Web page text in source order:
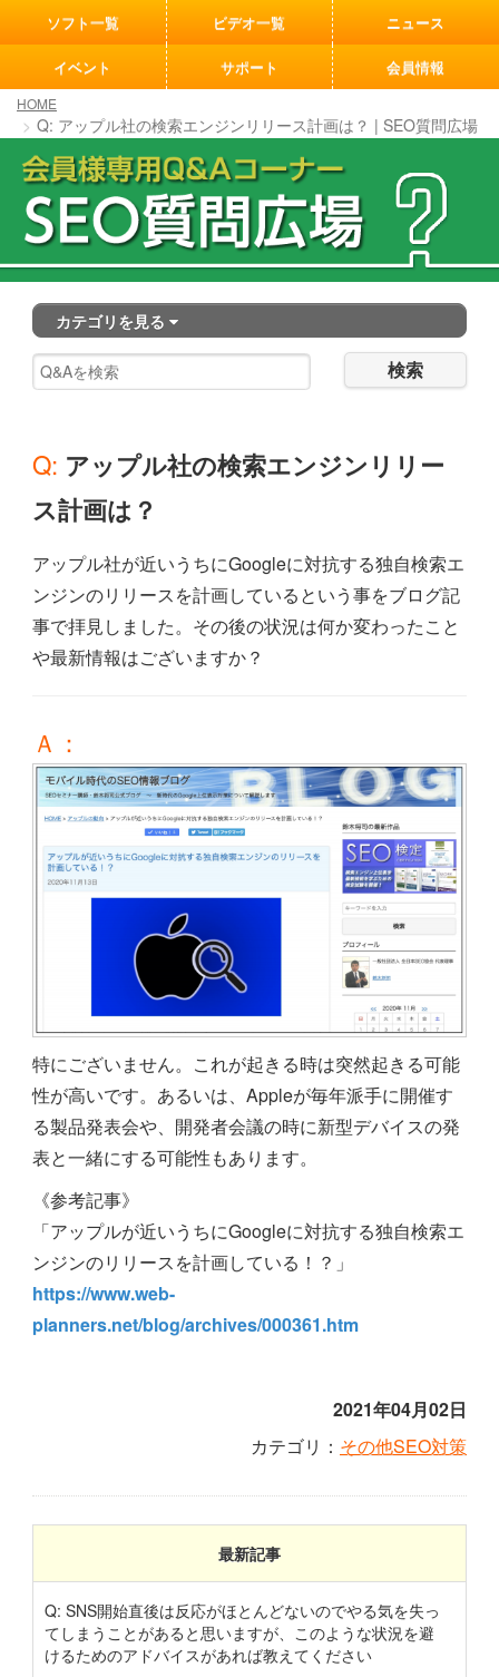
[an error occurred while processing this directive]
ソフト一覧 ビデオ一覧 ニュース
イベント サポート 会員情報
HOME
Q: アップル社の検索エンジンリリース計画は？ | SEO質問広場
カテゴリを見る
検索
Q: アップル社の検索エンジンリリー
ス計画は？
アップル社が近いうちにGoogleに対抗する独自検索エ
ンジンのリリースを計画しているという事をブログ記
事で拝見しました。その後の状況は何か変わったこと
や最新情報はございますか？
Ａ：
特にございません。これが起きる時は突然起きる可能
性が高いです。あるいは、Appleが毎年派手に開催す
る製品発表会や、開発者会議の時に新型デバイスの発
表と一緒にする可能性もあります。
《参考記事》
「アップルが近いうちにGoogleに対抗する独自検索エ
ンジンのリリースを計画している！？」
https://www.web-
planners.net/blog/archives/000361.htm
2021年04月02日
カテゴリ： その他SEO対策
最新記事
Q: SNS開始直後は反応がほとんどないのでやる気を失っ
てしまうことがあると思いますが、このような状況を避
けるためのアドバイスがあれば教えてください